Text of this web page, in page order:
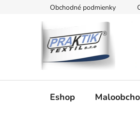
Obchodné podmienky
Eshop